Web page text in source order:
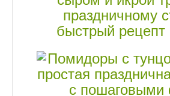
праздничному
быстрый рецепт